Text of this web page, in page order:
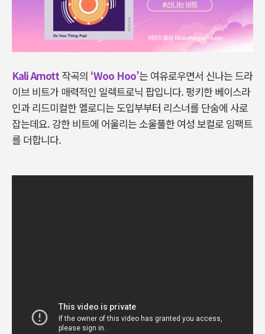
Kali Arnott작곡의 ‘Woo Hoo’는 여유로우면서 신나는 드라
이브 비트가 매력적인 일렉트로닉 팝입니다. 펑키한 베이스라
인과 리드미컬한 멜로디는 도입부부터 리스너를 단숨에 사로
잡는데요. 강한 비트에 어울리는 소울풀한 여성 보컬로 임팩트
를 더합니다.